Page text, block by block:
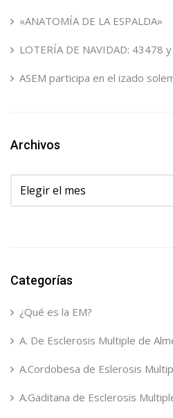
«ANATOMÍA DE LA ESPALDA»
LOTERÍA DE NAVIDAD: 43478
ASEM participa en el izado
Archivos
Archivos
Categorías
¿Qué es la EM?
A. De Esclerosis Multiple de
A.Cordobesa de Eslerosis
A.Gaditana de Esclerosis